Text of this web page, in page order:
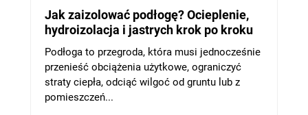
Jak zaizolować podłogę? Ocieplenie,
hydroizolacja i jastrych krok po kroku
Podłoga to przegroda, która musi jednocześnie
przenieść obciążenia użytkowe, ograniczyć
straty ciepła, odciąć wilgoć od gruntu lub z
pomieszczeń...